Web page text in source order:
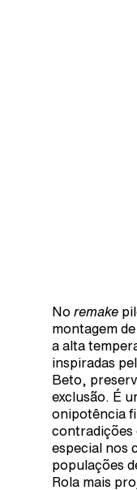
No remake
montagem
a alta
inspiradas
Beto,
exclusão. É
onipotência
contradições
especial nos
populações
Rola mais